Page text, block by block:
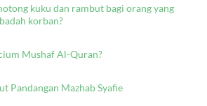
kuku dan rambut bagi orang yang
korban?
Mushaf Al-Quran?
Pandangan Mazhab Syafie